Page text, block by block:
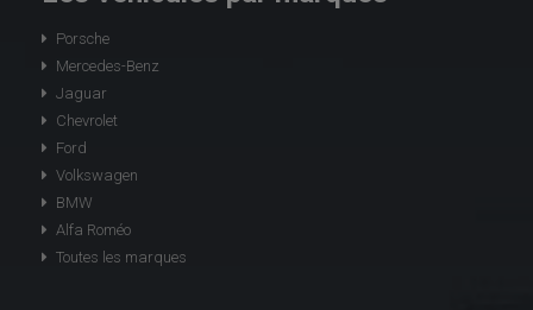
Porsche
Mercedes-Benz
Jaguar
Chevrolet
Ford
Volkswagen
BMW
Alfa Roméo
Toutes les marques